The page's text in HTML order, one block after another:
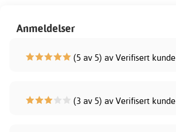
Anmeldelser
(5 av 5) av Verifisert kunde
(3 av 5) av Verifisert kunde